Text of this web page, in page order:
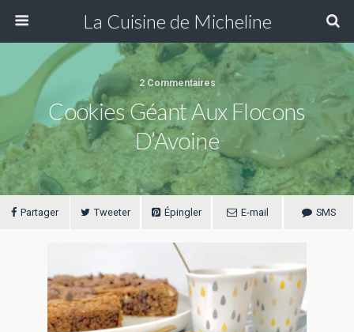
La Cuisine de Micheline
2 Commentaires
Cookies Géant Aux Flocons
D’Avoine
Partager Tweeter Épingler E-mail SMS